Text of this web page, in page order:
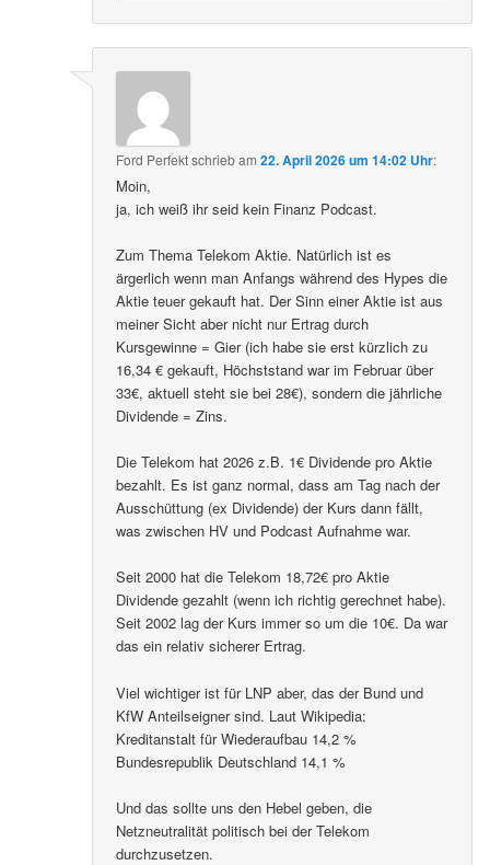
Ford Perfektschriebam22. April 2026 um 14:02 Uhr:
Moin,
ja, ich weiß ihr seid kein Finanz Podcast.
Zum Thema Telekom Aktie. Natürlich ist es
ärgerlich wenn man Anfangs während des Hypes die
Aktie teuer gekauft hat. Der Sinn einer Aktie ist aus
meiner Sicht aber nicht nur Ertrag durch
Kursgewinne = Gier (ich habe sie erst kürzlich zu
16,34 € gekauft, Höchststand war im Februar über
33€, aktuell steht sie bei 28€), sondern die jährliche
Dividende = Zins.
Die Telekom hat 2026 z.B. 1€ Dividende pro Aktie
bezahlt. Es ist ganz normal, dass am Tag nach der
Ausschüttung (ex Dividende) der Kurs dann fällt,
was zwischen HV und Podcast Aufnahme war.
Seit 2000 hat die Telekom 18,72€ pro Aktie
Dividende gezahlt (wenn ich richtig gerechnet habe).
Seit 2002 lag der Kurs immer so um die 10€. Da war
das ein relativ sicherer Ertrag.
Viel wichtiger ist für LNP aber, das der Bund und
KfW Anteilseigner sind. Laut Wikipedia:
Kreditanstalt für Wiederaufbau 14,2 %
Bundesrepublik Deutschland 14,1 %
Und das sollte uns den Hebel geben, die
Netzneutralität politisch bei der Telekom
durchzusetzen.